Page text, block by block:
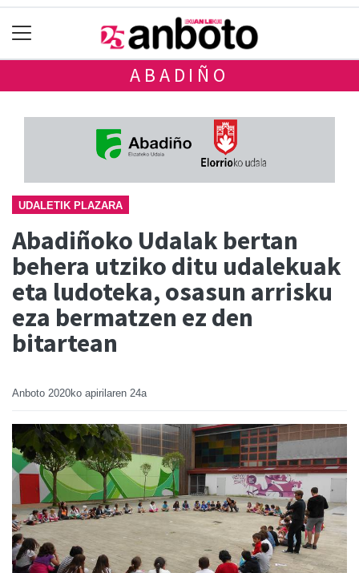
ABADIÑO
UDALETIK PLAZARA
Abadiñoko Udalak bertan
behera utziko ditu udalekuak
eta ludoteka, osasun arrisku
eza bermatzen ez den
bitartean
Anboto 2020ko apirilaren 24a